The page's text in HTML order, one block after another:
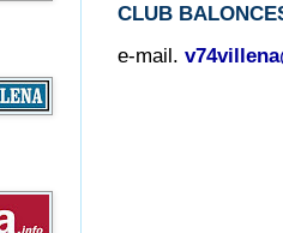
CLUB
e-mail.